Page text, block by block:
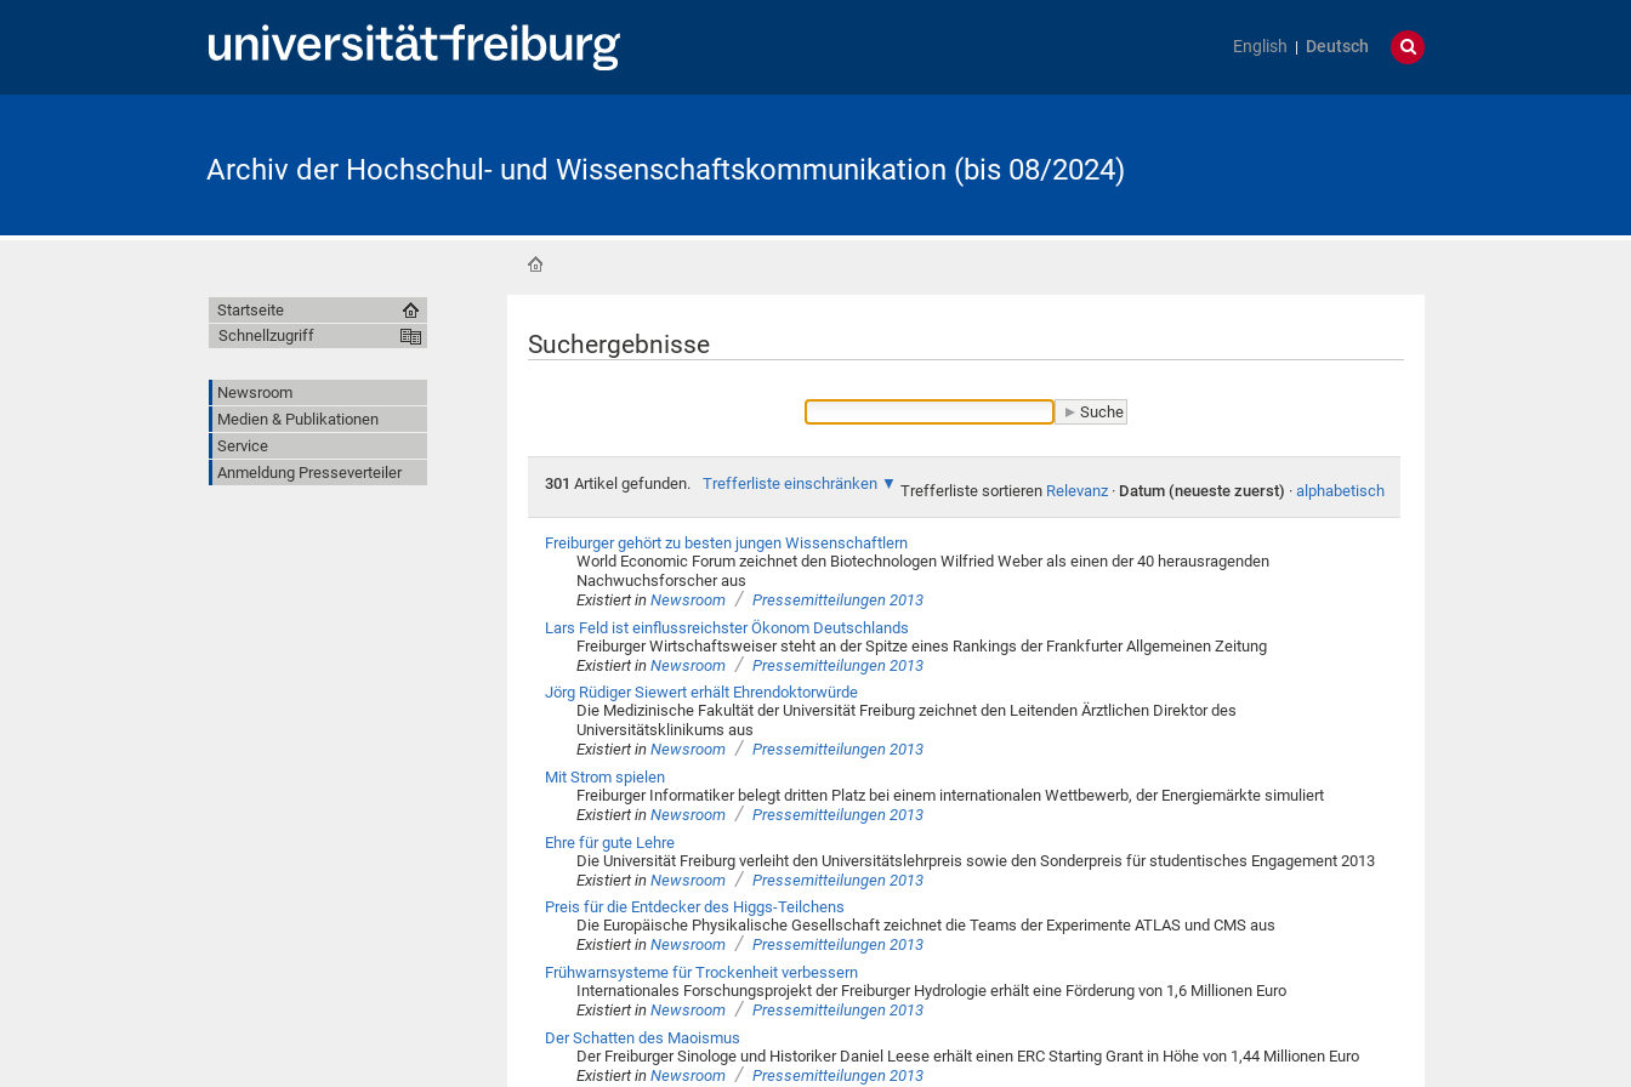
English Deutsch
Archiv der Hochschul- und Wissenschaftskommunikation (bis 08/2024)
Suchergebnisse
301 Artikel gefunden. Trefferliste einschränken Trefferliste sortieren Relevanz · Datum (neueste zuerst) · alphabetisch
Freiburger gehört zu besten jungen Wissenschaftlern
World Economic Forum zeichnet den Biotechnologen Wilfried Weber als einen der 40 herausragenden
Nachwuchsforscher aus
Existiert in Newsroom / Pressemitteilungen 2013
Lars Feld ist einflussreichster Ökonom Deutschlands
Freiburger Wirtschaftsweiser steht an der Spitze eines Rankings der Frankfurter Allgemeinen Zeitung
Existiert in Newsroom / Pressemitteilungen 2013
Jörg Rüdiger Siewert erhält Ehrendoktorwürde
Die Medizinische Fakultät der Universität Freiburg zeichnet den Leitenden Ärztlichen Direktor des
Universitätsklinikums aus
Existiert in Newsroom / Pressemitteilungen 2013
Mit Strom spielen
Freiburger Informatiker belegt dritten Platz bei einem internationalen Wettbewerb, der Energiemärkte simuliert
Existiert in Newsroom / Pressemitteilungen 2013
Ehre für gute Lehre
Die Universität Freiburg verleiht den Universitätslehrpreis sowie den Sonderpreis für studentisches Engagement 2013
Existiert in Newsroom / Pressemitteilungen 2013
Preis für die Entdecker des Higgs-Teilchens
Die Europäische Physikalische Gesellschaft zeichnet die Teams der Experimente ATLAS und CMS aus
Existiert in Newsroom / Pressemitteilungen 2013
Frühwarnsysteme für Trockenheit verbessern
Internationales Forschungsprojekt der Freiburger Hydrologie erhält eine Förderung von 1,6 Millionen Euro
Existiert in Newsroom / Pressemitteilungen 2013
Der Schatten des Maoismus
Der Freiburger Sinologe und Historiker Daniel Leese erhält einen ERC Starting Grant in Höhe von 1,44 Millionen Euro
Existiert in Newsroom / Pressemitteilungen 2013
Startseite
Schnellzugriff
Newsroom
Medien & Publikationen
Service
Anmeldung Presseverteiler